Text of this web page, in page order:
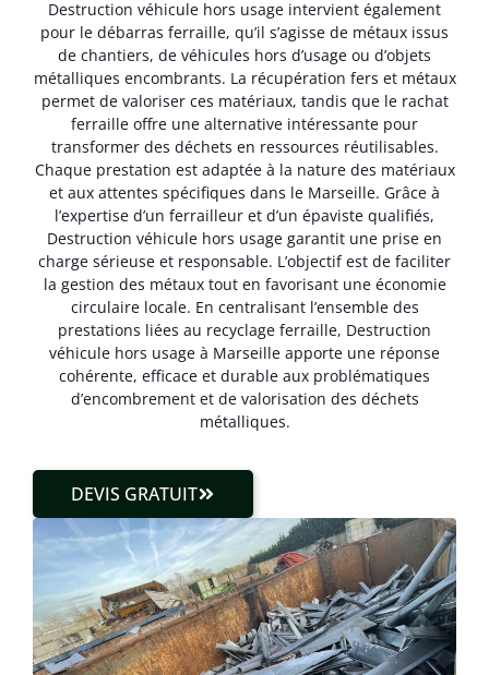
Destruction véhicule hors usage intervient également
pour le débarras ferraille, qu’il s’agisse de métaux issus
de chantiers, de véhicules hors d’usage ou d’objets
métalliques encombrants. La récupération fers et métaux
permet de valoriser ces matériaux, tandis que le rachat
ferraille offre une alternative intéressante pour
transformer des déchets en ressources réutilisables.
Chaque prestation est adaptée à la nature des matériaux
et aux attentes spécifiques dans le Marseille. Grâce à
l’expertise d’un ferrailleur et d’un épaviste qualifiés,
Destruction véhicule hors usage garantit une prise en
charge sérieuse et responsable. L’objectif est de faciliter
la gestion des métaux tout en favorisant une économie
circulaire locale. En centralisant l’ensemble des
prestations liées au recyclage ferraille, Destruction
véhicule hors usage à Marseille apporte une réponse
cohérente, efficace et durable aux problématiques
d’encombrement et de valorisation des déchets
métalliques.
DEVIS GRATUIT